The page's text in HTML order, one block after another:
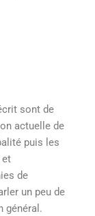
sont de
actuelle de
puis les
et
de
un peu de
général.